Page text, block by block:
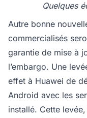
Quelques
Autre bonne
commercialisés
garantie de mise à
l’embargo. Une
effet à Huawei de
Android avec les
installé. Cette